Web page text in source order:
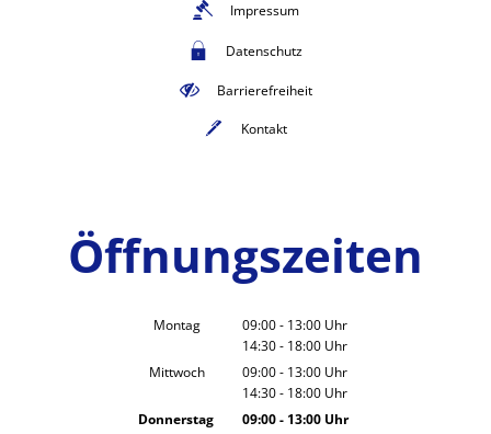
Impressum
Datenschutz
Barrierefreiheit
Kontakt
Öffnungszeiten
Montag 09:00- 13:00 Uhr
Von 09:00 bis 13:00 Uhr
14:30- 18:00 Uhr
Von 14:30 bis 18:00 Uhr
Mittwoch 09:00- 13:00 Uhr
Von 09:00 bis 13:00 Uhr
14:30- 18:00 Uhr
Von 14:30 bis 18:00 Uhr
Donnerstag 09:00- 13:00Uhr